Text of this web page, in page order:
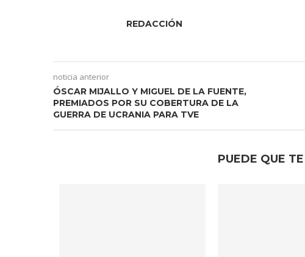
REDACCIÓN
noticia anterior
ÓSCAR MIJALLO Y MIGUEL DE LA FUENTE,
PREMIADOS POR SU COBERTURA DE LA
GUERRA DE UCRANIA PARA TVE
PUEDE QUE